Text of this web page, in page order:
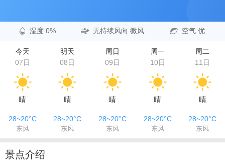
湿度 0% 无持续风向 微风 空气 优
今天
07日
明天
08日
周日
09日
周一
10日
周二
11日
晴 晴 晴 晴 晴
28~20°C 28~20°C 28~20°C 28~20°C 28~20°C
东风 东风 东风 东风 东风
景点介绍